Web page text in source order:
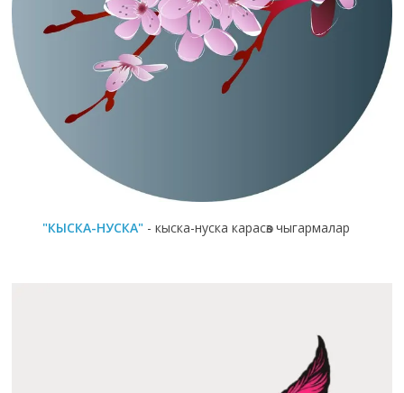
"КЫСКА-НУСКА" - кыска-нуска карасөз чыгармалар